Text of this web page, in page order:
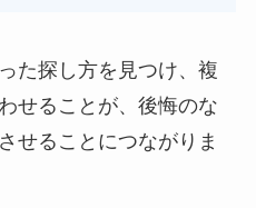
た探し方を見つけ、複
せることが、後悔のな
せることにつながりま